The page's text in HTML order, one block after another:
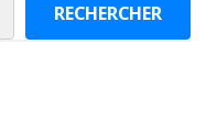
RECHERCHER